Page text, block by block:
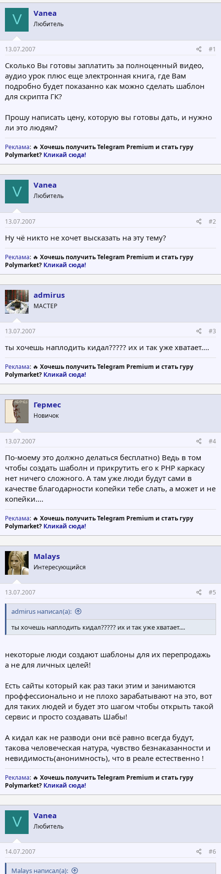
т
о
р
т
е
м
т
а
н
ч
а
V Vanea
Любитель
13.07.2007 #1
Сколько Вы готовы заплатить за полноценный видео,
аудио урок плюс еще электронная книга, где Вам
подробно будет показанно как можно сделать шаблон
для скрипта ГК?
Прошу написать цену, которую вы готовы дать, и нужно
ли это людям?
Реклама: 🔥 Хочешь получить Telegram Premium и стать гуру
Polymarket? Кликай сюда!
V Vanea
Любитель
13.07.2007 #2
Ну чё никто не хочет высказать на эту тему?
Реклама: 🔥 Хочешь получить Telegram Premium и стать гуру
Polymarket? Кликай сюда!
admirus
МАСТЕР
13.07.2007 #3
ты хочешь наплодить кидал????? их и так уже хватает....
Реклама: 🔥 Хочешь получить Telegram Premium и стать гуру
Polymarket? Кликай сюда!
Гермес
Новичок
13.07.2007 #4
По-моему это должно делаться бесплатно) Ведь в том
чтобы создать шаболн и прикрутить его к РНР каркасу
нет ничего сложного. А там уже люди будут сами в
качестве благодарности копейки тебе слать, а может и не
копейки....
Реклама: 🔥 Хочешь получить Telegram Premium и стать гуру
Polymarket? Кликай сюда!
Malays
Интересующийся
13.07.2007 #5
admirus написал(а):
ты хочешь наплодить кидал????? их и так уже хватает....
некоторые люди создают шаблоны для их перепродажь
а не для личных целей!
Есть сайты который как раз таки этим и занимаются
проффессионально и не плохо зарабатывают на это, вот
для таких людей и будет это шагом чтобы открыть такой
сервис и просто создавать Шабы!
А кидал как не разводи они всё равно всегда будут,
такова человеческая натура, чувство безнаказанности и
невидимость(анонимность), что в реале естественно !
Реклама: 🔥 Хочешь получить Telegram Premium и стать гуру
Polymarket? Кликай сюда!
V Vanea
Любитель
14.07.2007 #6
Malays написал(а):